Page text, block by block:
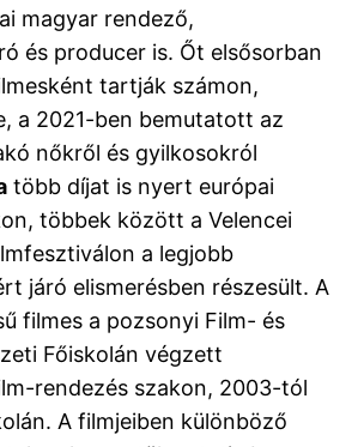
magyar rendező,
és producer is. Őt elsősorban
tartják számon,
a 2021-ben bemutatott az
nőkről és gyilkosokról
több díjat is nyert európai
többek között a Velencei
a legjobb
járó elismerésben részesült. A
filmes a pozsonyi Film- és
Főiskolán végzett
rendezés szakon, 2003-tól
A filmjeiben különböző